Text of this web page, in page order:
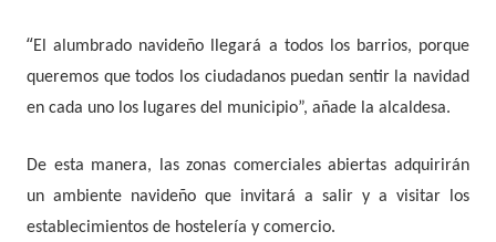
“El alumbrado navideño llegará a todos los barrios, porque
queremos que todos los ciudadanos puedan sentir la navidad
en cada uno los lugares del municipio”, añade la alcaldesa.
De esta manera, las zonas comerciales abiertas adquirirán
un ambiente navideño que invitará a salir y a visitar los
establecimientos de hostelería y comercio.